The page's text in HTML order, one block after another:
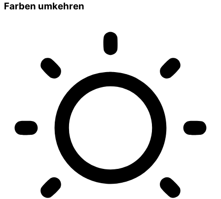
Farben umkehren